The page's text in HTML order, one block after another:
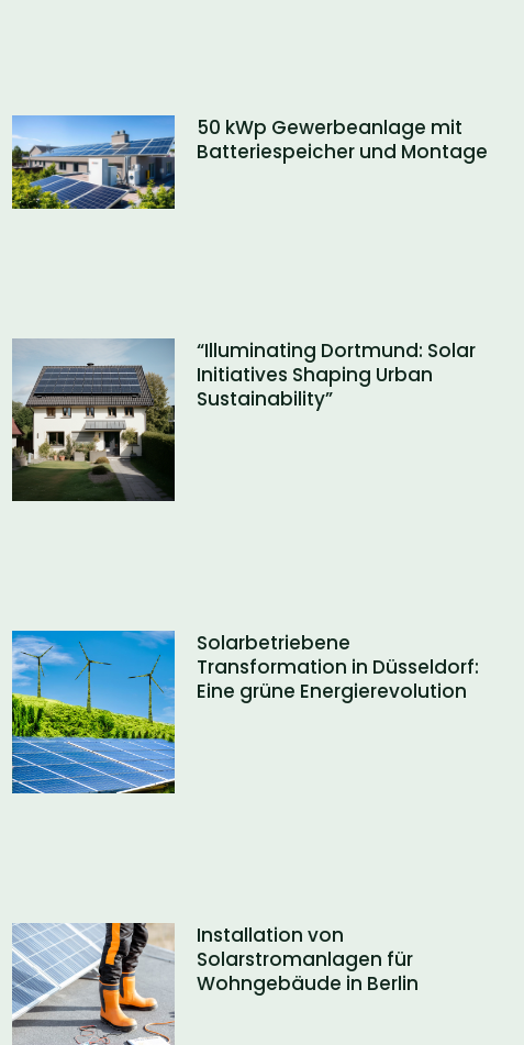
50 kWp Gewerbeanlage mit
Batteriespeicher und Montage
“Illuminating Dortmund: Solar
Initiatives Shaping Urban
Sustainability”
Solarbetriebene
Transformation in Düsseldorf:
Eine grüne Energierevolution
Installation von
Solarstromanlagen für
Wohngebäude in Berlin